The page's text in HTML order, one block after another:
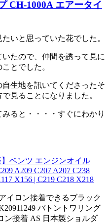
CH-1000A エアータイ
いと思っていた花でした。
たので、仲間を誘って見に
とでした。
生地を訊いてくださったそ
見ることになりました。
ると・・・・すぐにわかり
ベンツ エンジンオイル
A209 C207 A207 C238
X156 | C219 C218 X218
イロン接着できるブラック
バトントワリング
ン接着 AS 日本製ショルダ